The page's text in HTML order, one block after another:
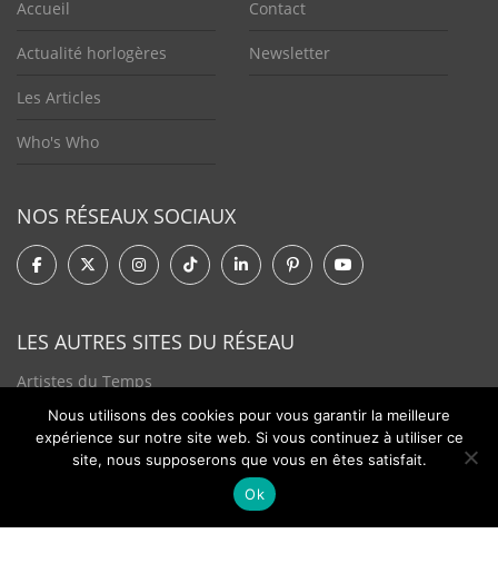
Accueil
Actualité horlogères
Les Articles
Who's Who
Contact
Newsletter
NOS RÉSEAUX SOCIAUX
LES AUTRES SITES DU RÉSEAU
Artistes du Temps
Tendances Plurielles
Nous utilisons des cookies pour vous garantir la meilleure
expérience sur notre site web. Si vous continuez à utiliser ce
site, nous supposerons que vous en êtes satisfait.
Ok